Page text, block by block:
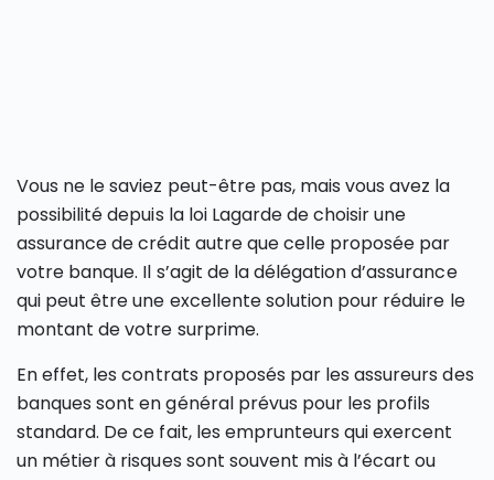
Vous ne le saviez peut-être pas, mais vous avez la
possibilité depuis la loi Lagarde de choisir une
assurance de crédit autre que celle proposée par
votre banque. Il s’agit de la délégation d’assurance
qui peut être une excellente solution pour réduire le
montant de votre surprime.
En effet, les contrats proposés par les assureurs des
banques sont en général prévus pour les profils
standard. De ce fait, les emprunteurs qui exercent
un métier à risques sont souvent mis à l’écart ou